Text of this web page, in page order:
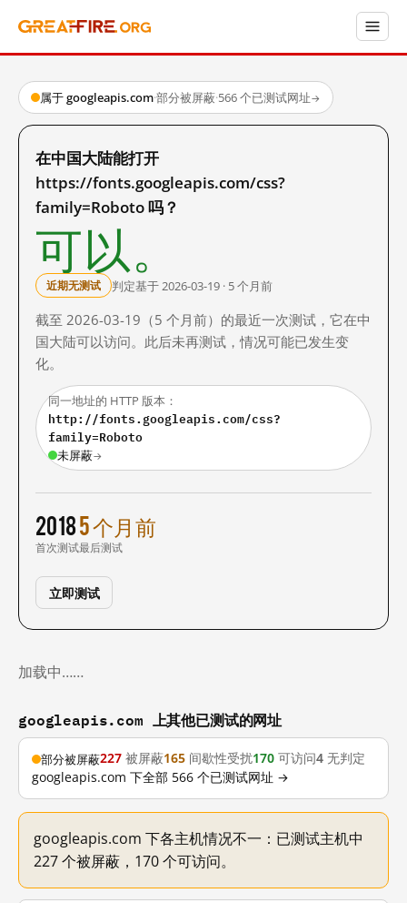
属于 googleapis.com·部分被屏蔽·566 个已测试网址→
在中国大陆能打开
https://fonts.googleapis.com/css?
family=Roboto 吗？
可以。
近期无测试 判定基于 2026-03-19 · 5 个月前
截至 2026-03-19（5 个月前）的最近一次测试，它在中
国大陆可以访问。此后未再测试，情况可能已发生变
化。
同一地址的 HTTP 版本：
http://fonts.googleapis.com/css?
family=Roboto
未屏蔽→
2018
首次测试
5 个月前
最后测试
立即测试
加载中……
googleapis.com 上其他已测试的网址
部分被屏蔽227 被屏蔽165 间歇性受扰170 可访问4 无判定
googleapis.com 下全部 566 个已测试网址 →
googleapis.com 下各主机情况不一：已测试主机中
227 个被屏蔽，170 个可访问。